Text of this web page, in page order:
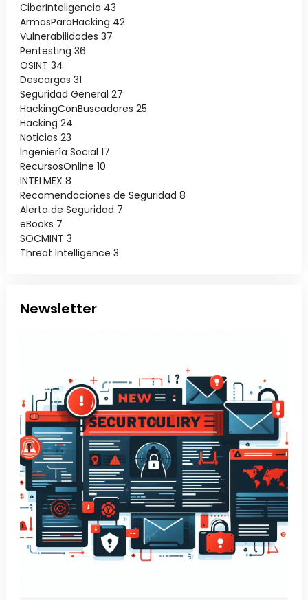
CiberInteligencia 43
ArmasParaHacking 42
Vulnerabilidades 37
Pentesting 36
OSINT 34
Descargas 31
Seguridad General 27
HackingConBuscadores 25
Hacking 24
Noticias 23
Ingeniería Social 17
RecursosOnline 10
INTELMEX 8
Recomendaciones de Seguridad 8
Alerta de Seguridad 7
eBooks 7
SOCMINT 3
Threat Intelligence 3
Newsletter